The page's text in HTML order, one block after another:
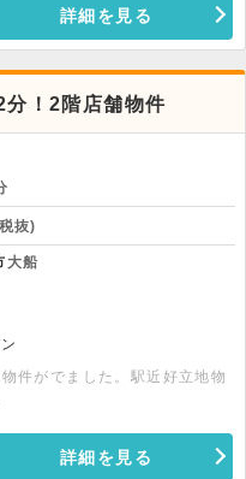
詳細を見る
！2階店舗物件
抜)
大船
件がでました。駅近好立地物
詳細を見る